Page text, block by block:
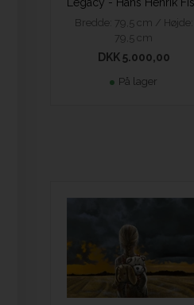
Bredde: 79,5 cm / Højde:
79,5 cm
DKK 5.000,00
På lager